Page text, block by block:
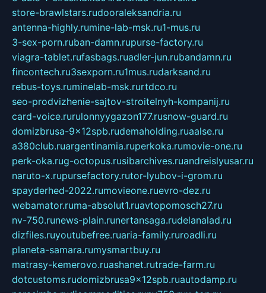
store-brawlstars.rudooraleksandria.ru
antenna-highly.rumine-lab-msk.ru1-mus.ru
3-sex-porn.ruban-damn.rupurse-factory.ru
viagra-tablet.rufasbags.ruadler-jun.rubandamn.ru
fincontech.ru3sexporn.ru1mus.rudarksand.ru
rebus-toys.ruminelab-msk.rurtdco.ru
seo-prodvizhenie-sajtov-stroitelnyh-kompanij.ru
card-voice.rurulonnyygazon177.rusnow-guard.ru
domizbrusa-9x12spb.rudemaholding.ruaalse.ru
a380club.ruargentinamia.ruperkoka.rumovie-one.ru
perk-oka.rug-octopus.rusibarchives.ruandreislyusar.ru
naruto-x.rupursefactory.rutor-lyubov-i-grom.ru
spayderhed-2022.rumovieone.ruevro-dez.ru
webamator.ruma-absolut1.ruavtopomosch27.ru
nv-750.runews-plain.runertansaga.rudelanalad.ru
dizfiles.ruyoutubefree.ruaria-family.ruroadli.ru
planeta-samara.rumysmartbuy.ru
matrasy-kemerovo.ruashanet.rutrade-farm.ru
dotcustoms.rudomizbrusa9x12spb.ruautodamp.ru